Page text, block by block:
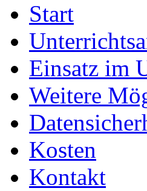
Start
Einsatz im
Weitere
Kosten
Kontakt